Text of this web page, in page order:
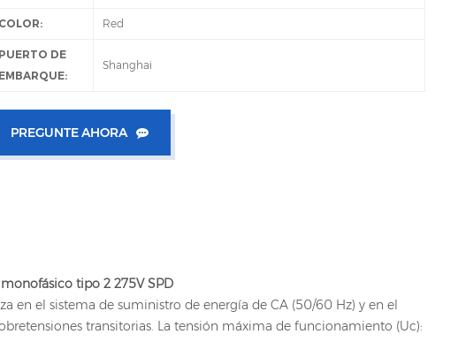
COLOR: Red
PUERTO DE
EMBARQUE:
Shanghai
PREGUNTE AHORA
tipo 2 275V SPD
en el sistema de suministro de energía de CA (50/60 Hz) y en el
transitorias. La tensión máxima de funcionamiento (Uc):